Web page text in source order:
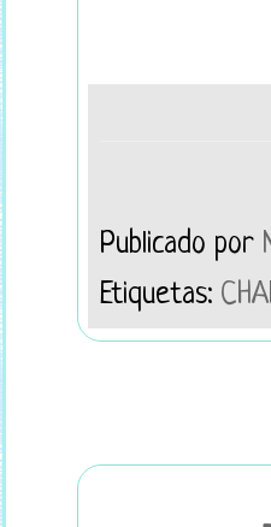
Publicado por
Etiquetas: